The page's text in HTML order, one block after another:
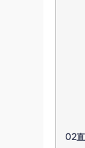
02